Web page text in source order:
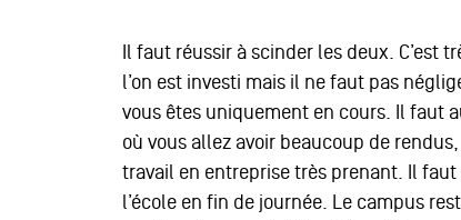
Il faut réussir à scinder les deux. C’est
l’on est investi mais il ne faut pas
vous êtes uniquement en cours. Il faut
où vous allez avoir beaucoup de
travail en entreprise très prenant. Il faut
l’école en fin de journée. Le campus